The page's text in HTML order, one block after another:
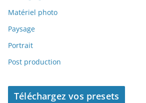
Matériel photo
Paysage
Portrait
Post production
Téléchargez vos presets